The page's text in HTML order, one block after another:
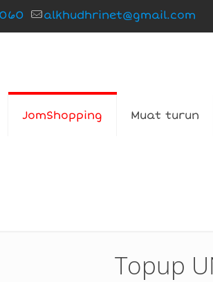
alkhudhrinet@gmail.com
JomShopping Muat turun
Topup